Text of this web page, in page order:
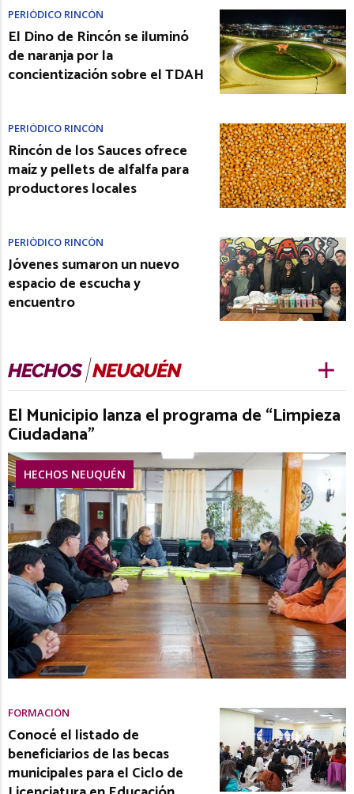
PERIÓDICO RINCÓN
El Dino de Rincón se iluminó
de naranja por la
concientización sobre el TDAH
PERIÓDICO RINCÓN
Rincón de los Sauces ofrece
maíz y pellets de alfalfa para
productores locales
PERIÓDICO RINCÓN
Jóvenes sumaron un nuevo
espacio de escucha y
encuentro
El Municipio lanza el programa de “Limpieza
Ciudadana”
HECHOS NEUQUÉN
FORMACIÓN
Conocé el listado de
beneficiarios de las becas
municipales para el Ciclo de